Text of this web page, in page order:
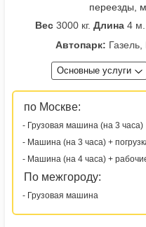
переезды,
Вес 3000 кг. Длина 4 м.
Автопарк:
Основные услуги
по Москве:
- Грузовая машина (на 3 часа)
- Машина (на 3 часа) +
- Машина (на 4 часа) +
По межгороду:
- Грузовая машина